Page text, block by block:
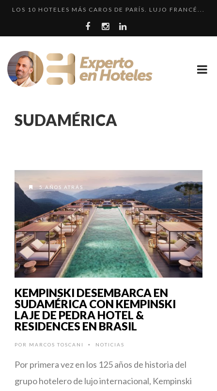
LOS 10 HOTELES MÁS CAROS DE PARÍS. LUJO FRANCÉ...
¿CUÁL ES LA DIFERENCIA HAY ENTRE HOTEL, HOSTEL...
CRÍTICA • RENAISSANCE SÃO PAULO: DOS HOTELES E...
EL HOTEL 7 ESTRELLAS, UN ENGAÑO QUE SE REPITE....
SUDAMÉRICA
5 AÑOS ATRÁS
KEMPINSKI DESEMBARCA EN
SUDAMÉRICA CON KEMPINSKI
LAJE DE PEDRA HOTEL &
RESIDENCES EN BRASIL
POR MARCOS TOSCANI • NOTICIAS
Por primera vez en los 125 años de historia del
grupo hotelero de lujo internacional, Kempinski